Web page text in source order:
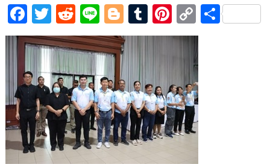
F
ac
e
b
o
o
k
T
w
itt
er
R
e
d
di
t
Li
n
e
Bl
o
g
er
T
u
m
bl
r
Pi
nt
er
e
st
C
o
p
y
Li
n
k
S